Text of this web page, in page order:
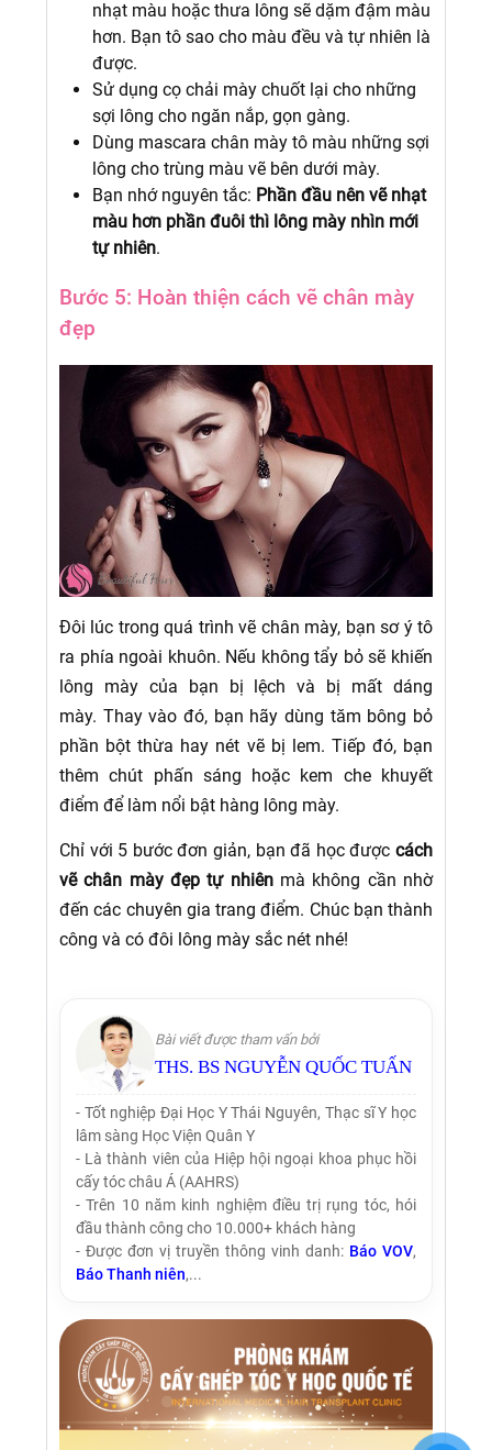
nhạt màu hoặc thưa lông sẽ dặm đậm màu
hơn. Bạn tô sao cho màu đều và tự nhiên là
được.
Sử dụng cọ chải mày chuốt lại cho những
sợi lông cho ngăn nắp, gọn gàng.
Dùng mascara chân mày tô màu những sợi
lông cho trùng màu vẽ bên dưới mày.
Bạn nhớ nguyên tắc: Phần đầu nên vẽ nhạt
màu hơn phần đuôi thì lông mày nhìn mới
tự nhiên.
Bước 5: Hoàn thiện cách vẽ chân mày
đẹp
Đôi lúc trong quá trình vẽ chân mày, bạn sơ ý tô
ra phía ngoài khuôn. Nếu không tẩy bỏ sẽ khiến
lông mày của bạn bị lệch và bị mất dáng
mày. Thay vào đó, bạn hãy dùng tăm bông bỏ
phần bột thừa hay nét vẽ bị lem. Tiếp đó, bạn
thêm chút phấn sáng hoặc kem che khuyết
điểm để làm nổi bật hàng lông mày.
Chỉ với 5 bước đơn giản, bạn đã học được cách
vẽ chân mày đẹp tự nhiênmà không cần nhờ
đến các chuyên gia trang điểm. Chúc bạn thành
công và có đôi lông mày sắc nét nhé!
Bài viết được tham vấn bởi
THS. BS NGUYỄN QUỐC TUẤN
- Tốt nghiệp Đại Học Y Thái Nguyên, Thạc sĩ Y học
lâm sàng Học Viện Quân Y
- Là thành viên của Hiệp hội ngoại khoa phục hồi
cấy tóc châu Á (AAHRS)
- Trên 10 năm kinh nghiệm điều trị rụng tóc, hói
đầu thành công cho 10.000+ khách hàng
- Được đơn vị truyền thông vinh danh: Báo VOV,
Báo Thanh niên,...